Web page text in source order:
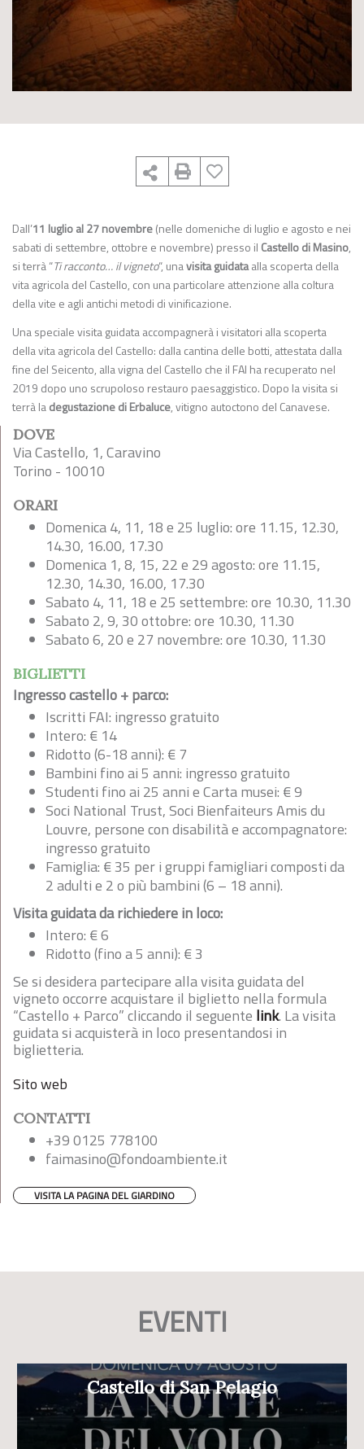
Dall’11 luglio al 27 novembre(nelle domeniche di luglio e agosto e nei
sabati di settembre, ottobre e novembre) presso il Castello di Masino,
si terrà “Ti racconto… il vigneto“, unavisita guidataalla scoperta della
vita agricola del Castello, con una particolare attenzione alla coltura
della vite e agli antichi metodi di vinificazione.
Una speciale visita guidata accompagnerà i visitatori alla scoperta
della vita agricola del Castello: dalla cantina delle botti, attestata dalla
fine del Seicento, alla vigna del Castello che il FAI ha recuperato nel
2019 dopo uno scrupoloso restauro paesaggistico. Dopo la visita si
terrà ladegustazione di Erbaluce, vitigno autoctono del Canavese.
DOVE
Via Castello, 1, Caravino
Torino - 10010
ORARI
Domenica 4, 11, 18 e 25 luglio: ore 11.15, 12.30,
14.30, 16.00, 17.30
Domenica 1, 8, 15, 22 e 29 agosto: ore 11.15,
12.30, 14.30, 16.00, 17.30
Sabato 4, 11, 18 e 25 settembre: ore 10.30, 11.30
Sabato 2, 9, 30 ottobre: ore 10.30, 11.30
Sabato 6, 20 e 27 novembre: ore 10.30, 11.30
BIGLIETTI
Ingresso castello + parco:
Iscritti FAI: ingresso gratuito
Intero: € 14
Ridotto (6-18 anni): € 7
Bambini fino ai 5 anni: ingresso gratuito
Studenti fino ai 25 anni e Carta musei: € 9
Soci National Trust, Soci Bienfaiteurs Amis du
Louvre, persone con disabilità e accompagnatore:
ingresso gratuito
Famiglia: € 35 per i gruppi famigliari composti da
2 adulti e 2 o più bambini (6 – 18 anni).
Visita guidata da richiedere in loco:
Intero: € 6
Ridotto (fino a 5 anni): € 3
Se si desidera partecipare alla visita guidata del
vigneto occorre acquistare il biglietto nella formula
“Castello + Parco” cliccando il seguente link. La visita
guidata si acquisterà in loco presentandosi in
biglietteria.
Sito web
CONTATTI
+39 0125 778100
faimasino@fondoambiente.it
VISITA LA PAGINA DEL GIARDINO
EVENTI
Castello di San Pelagio